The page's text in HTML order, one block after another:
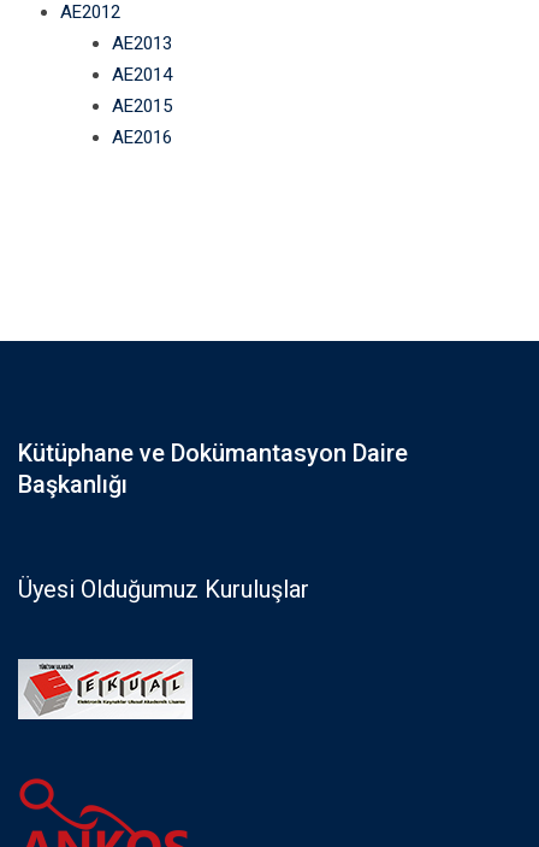
AE2012
AE2013
AE2014
AE2015
AE2016
Kütüphane ve Dokümantasyon Daire
Başkanlığı
Üyesi Olduğumuz Kuruluşlar